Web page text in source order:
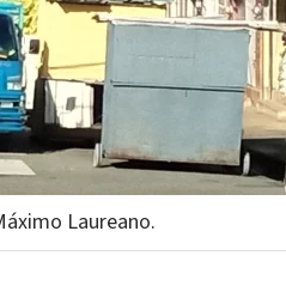
Laureano.